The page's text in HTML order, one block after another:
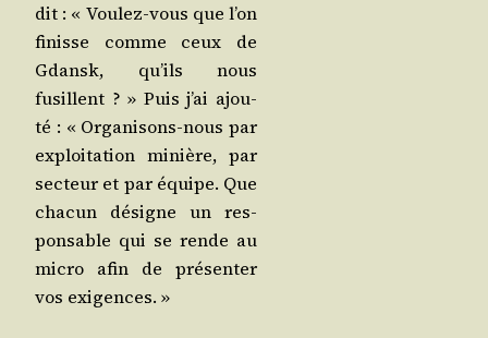
dit : « Vou­lez-vous que l’on
finisse comme ceux de
Gdansk, qu’ils nous
fusillent ? » Puis j’ai ajou­
té : « Orga­ni­sons-nous par
exploi­ta­tion minière, par
sec­teur et par équipe. Que
cha­cun désigne un res­
pon­sable qui se rende au
micro afin de pré­sen­ter
vos exigences. »